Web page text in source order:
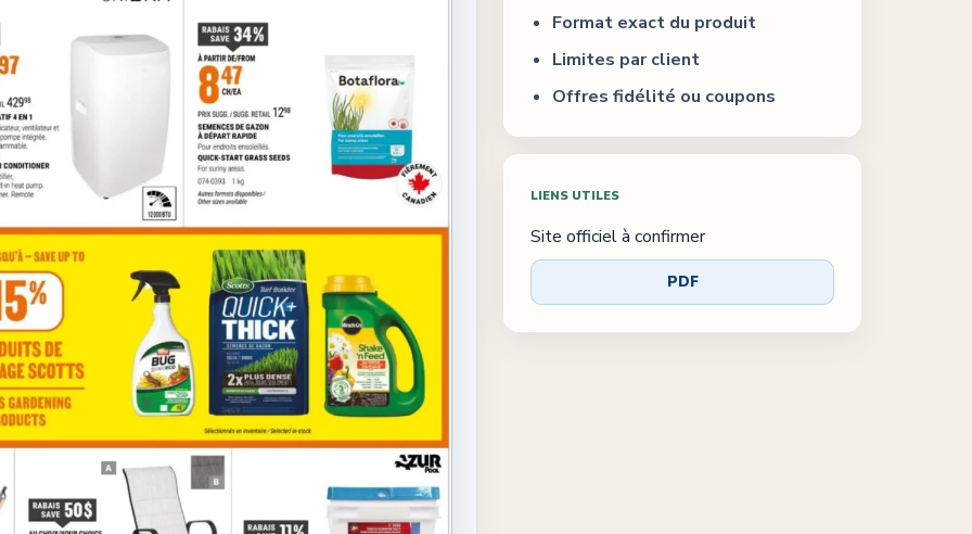
Format exact du produit
Limites par client
Offres fidélité ou coupons
LIENS UTILES
Site officiel à confirmer
PDF